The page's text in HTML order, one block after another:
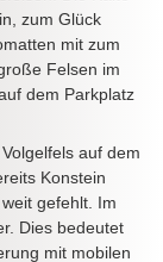
zum Glück
mit zum
Felsen im
dem Parkplatz
auf dem
Konstein
gefehlt. Im
Dies bedeutet
mit mobilen